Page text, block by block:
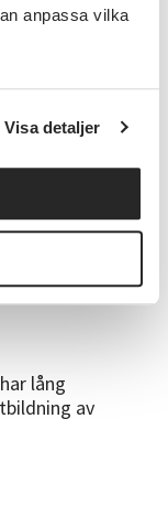
anpassa vilka
Visa detaljer
få vara med
vid alla tre
lång
av